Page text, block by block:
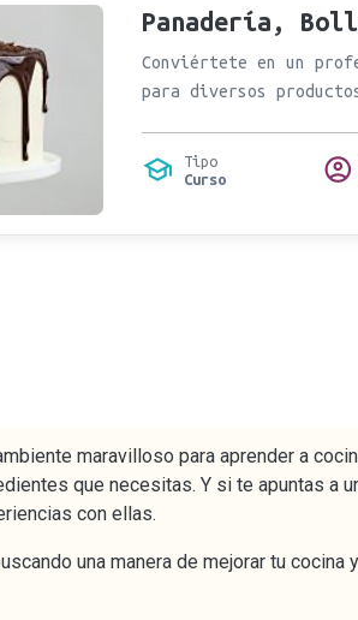
Panadería,
Conviértete en un
para diversos
Tipo
Curso
maravilloso para aprender a
que necesitas. Y si te apuntas a
con ellas.
una manera de mejorar tu cocina